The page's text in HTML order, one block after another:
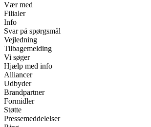
Vær med
Filialer
Info
Svar på spørgsmål
Vejledning
Tilbagemelding
Vi søger
Hjælp med info
Alliancer
Udbyder
Brandpartner
Formidler
Støtte
Pressemeddelelser